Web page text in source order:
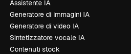
Assistente IA
Generatore di immagini IA
Generatore di video IA
Sintetizzatore vocale IA
Contenuti stock